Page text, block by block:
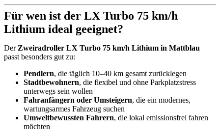
Für wen ist der LX Turbo 75 km/h
Lithium ideal geeignet?
Der Zweiradroller LX Turbo 75 km/h Lithium in Mattblau
passt besonders gut zu:
Pendlern, die täglich 10–40 km gesamt zurücklegen
Stadtbewohnern, die flexibel und ohne Parkplatzstress
unterwegs sein wollen
Fahranfängern oder Umsteigern, die ein modernes,
wartungsarmes Fahrzeug suchen
Umweltbewussten Fahrern, die lokal emissionsfrei fahren
möchten